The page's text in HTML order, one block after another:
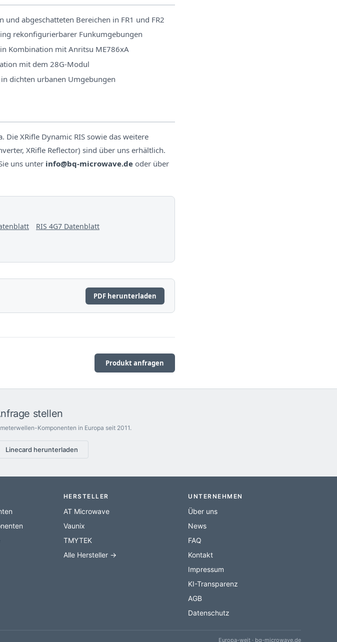
und abgeschatteten Bereichen in FR1 und FR2
rekonfigurierbarer Funkumgebungen
Kombination mit Anritsu ME786xA
mit dem 28G-Modul
dichten urbanen Umgebungen
XRifle Dynamic RIS sowie das weitere
XRifle Reflector) sind über uns erhältlich.
uns unter info@bq-microwave.de oder über
RIS 4G7 Datenblatt
PDF herunterladen
Produkt anfragen
stellen
Komponenten in Europa seit 2011.
Linecard herunterladen
HERSTELLER
AT Microwave
Vaunix
TMYTEK
Alle Hersteller →
UNTERNEHMEN
Über uns
News
FAQ
Kontakt
Impressum
KI-Transparenz
AGB
Datenschutz
Europa-weit · bq-microwave.de